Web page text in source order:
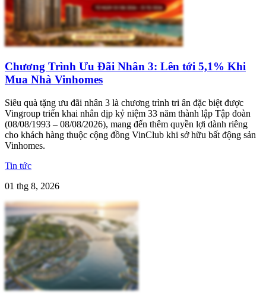
Chương Trình Ưu Đãi Nhân 3: Lên tới 5,1% Khi
Mua Nhà Vinhomes
Siêu quà tặng ưu đãi nhân 3 là chương trình tri ân đặc biệt được
Vingroup triển khai nhân dịp kỷ niệm 33 năm thành lập Tập đoàn
(08/08/1993 – 08/08/2026), mang đến thêm quyền lợi dành riêng
cho khách hàng thuộc cộng đồng VinClub khi sở hữu bất động sản
Vinhomes.
Tin tức
01 thg 8, 2026